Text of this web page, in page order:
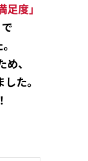
度」
で
、
た。